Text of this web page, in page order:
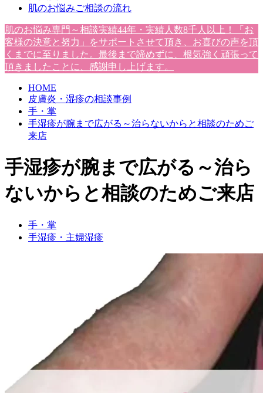
肌のお悩みご相談の流れ
肌のお悩み専門～相談実績44年・実績人数8千人以上！「お
客様の決意と努力」をサポートさせて頂き、お喜びの声を頂
くまでに至りました。最後まで諦めずに、根気強く頑張って
頂きましたことに、感謝申し上げます。
HOME
皮膚炎・湿疹の相談事例
手・掌
手湿疹が腕まで広がる～治らないからと相談のためご
来店
手湿疹が腕まで広がる～治ら
ないからと相談のためご来店
手・掌
手湿疹・主婦湿疹